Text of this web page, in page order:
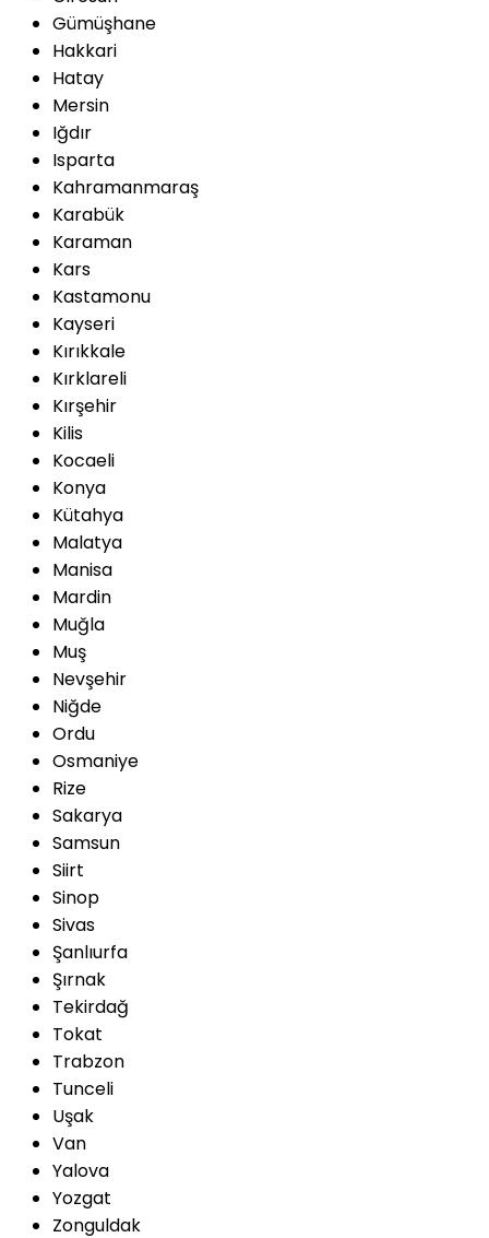
Gümüşhane
Hakkari
Hatay
Mersin
Iğdır
Isparta
Kahramanmaraş
Karabük
Karaman
Kars
Kastamonu
Kayseri
Kırıkkale
Kırklareli
Kırşehir
Kilis
Kocaeli
Konya
Kütahya
Malatya
Manisa
Mardin
Muğla
Muş
Nevşehir
Niğde
Ordu
Osmaniye
Rize
Sakarya
Samsun
Siirt
Sinop
Sivas
Şanlıurfa
Şırnak
Tekirdağ
Tokat
Trabzon
Tunceli
Uşak
Van
Yalova
Yozgat
Zonguldak